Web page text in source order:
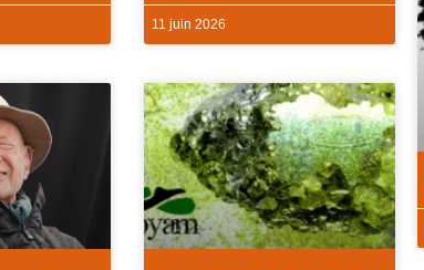
11 juin 2026